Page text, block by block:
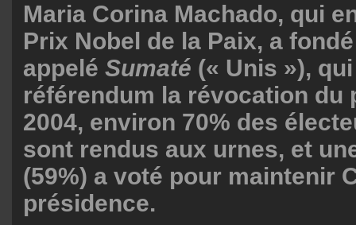
Maria Corina Machado, qui
Prix Nobel de la Paix, a
appelé Sumaté (« Unis »),
référendum la révocation du
2004, environ 70% des
sont rendus aux urnes, et
(59%) a voté pour maintenir
présidence.